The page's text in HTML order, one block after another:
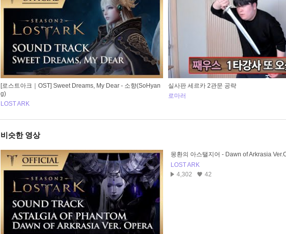
[로스트아크｜OST] Sweet Dreams, My Dear - 소향(SoHyan
g)
LOST ARK
실사판 세르카 2관문 공략
로마러
비슷한 영상
몽환의 아스탤지어 - Dawn of Arkrasia
LOST ARK
4,302
42